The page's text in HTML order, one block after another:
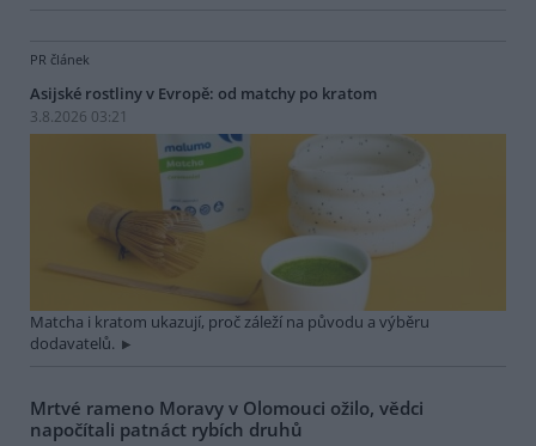
PR článek
Asijské rostliny v Evropě: od matchy po kratom
3.8.2026 03:21
Matcha i kratom ukazují, proč záleží na původu a výběru
dodavatelů.
Mrtvé rameno Moravy v Olomouci ožilo, vědci
napočítali patnáct rybích druhů